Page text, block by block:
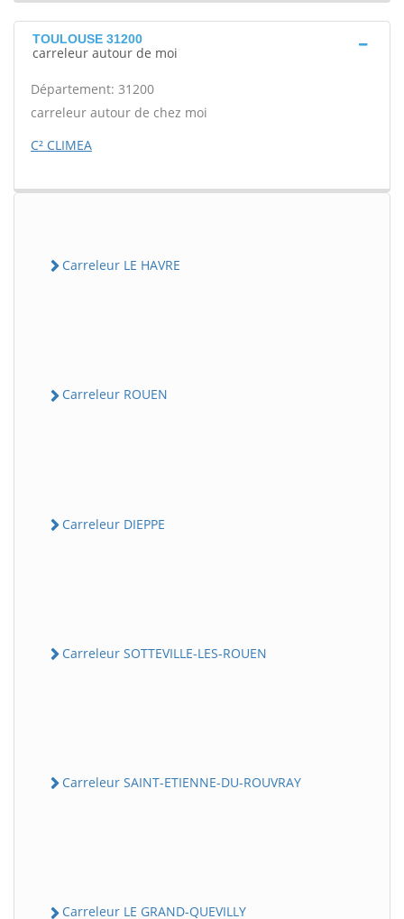
TOULOUSE 31200
carreleur autour de moi
Département: 31200
carreleur autour de chez moi
C² CLIMEA
Carreleur LE HAVRE
Carreleur ROUEN
Carreleur DIEPPE
Carreleur SOTTEVILLE-LES-ROUEN
Carreleur SAINT-ETIENNE-DU-ROUVRAY
Carreleur LE GRAND-QUEVILLY